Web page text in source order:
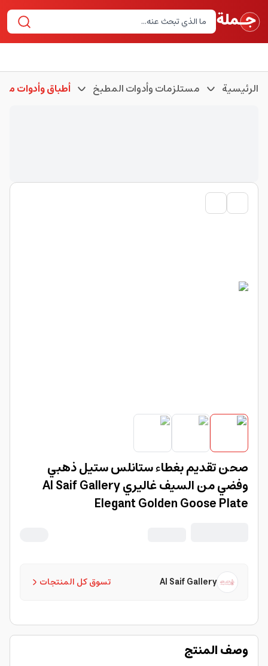
الرئيسية مستلزمات وأدوات المطبخ أطباق وأدوات
صحن تقديم بغطاء ستانلس ستيل ذهبي
وفضي من السيف غاليري Al Saif Gallery
Elegant Golden Goose Plate
تسوق كل المنتجات Al Saif Gallery
وصف المنتج